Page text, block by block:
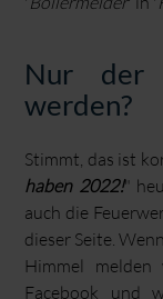
Nur der
werden?
Stimmt, das ist
haben 2022!"
auch die
dieser Seite.
Himmel
Facebook und